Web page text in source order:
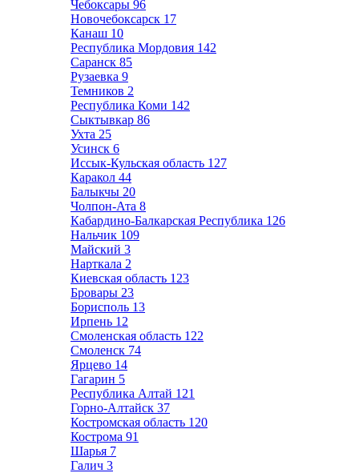
Чебоксары 96
Новочебоксарск 17
Канаш 10
Республика Мордовия 142
Саранск 85
Рузаевка 9
Темников 2
Республика Коми 142
Сыктывкар 86
Ухта 25
Усинск 6
Иссык-Кульская область 127
Каракол 44
Балыкчы 20
Чолпон-Ата 8
Кабардино-Балкарская Республика 126
Нальчик 109
Майский 3
Нарткала 2
Киевская область 123
Бровары 23
Борисполь 13
Ирпень 12
Смоленская область 122
Смоленск 74
Ярцево 14
Гагарин 5
Республика Алтай 121
Горно-Алтайск 37
Костромская область 120
Кострома 91
Шарья 7
Галич 3